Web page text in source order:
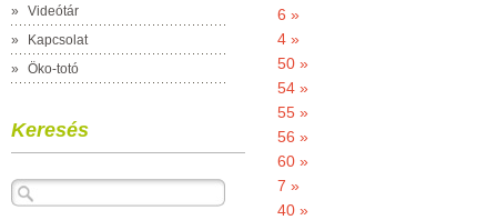
»
Videótár
»
Kapcsolat
»
Öko-totó
Keresés
6 »
4 »
50 »
54 »
55 »
56 »
60 »
7 »
40 »